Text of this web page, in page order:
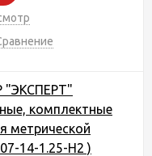
"ЭКСПЕРТ"
комплектные
метрической
14-1.25-H2 )